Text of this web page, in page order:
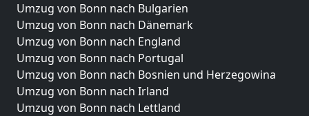
Umzug von Bonn nach Bulgarien
Umzug von Bonn nach Dänemark
Umzug von Bonn nach England
Umzug von Bonn nach Portugal
Umzug von Bonn nach Bosnien und Herzegowina
Umzug von Bonn nach Irland
Umzug von Bonn nach Lettland